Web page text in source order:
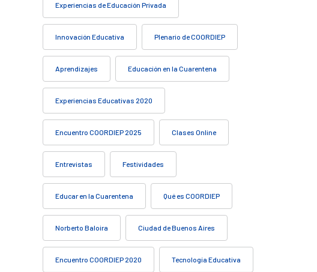
Experiencias de Educación Privada
Innovación Educativa Plenario de COORDIEP
Aprendizajes Educación en la Cuarentena
Experiencias Educativas 2020
Encuentro COORDIEP 2025 Clases Online
Entrevistas Festividades
Educar en la Cuarentena Qué es COORDIEP
Norberto Baloira Ciudad de Buenos Aires
Encuentro COORDIEP 2020 Tecnología Educativa